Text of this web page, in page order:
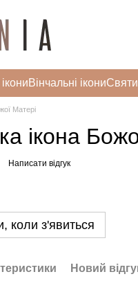
ікониВінчальні ікони
Матері
ікона
Написати відгук
коли з'явиться
Новий